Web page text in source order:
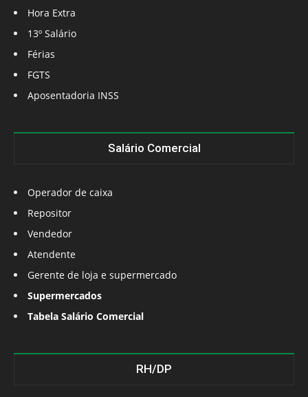
Hora Extra
13º Salário
Férias
FGTS
Aposentadoria INSS
Salário Comercial
Operador de caixa
Repositor
Vendedor
Atendente
Gerente de loja e supermercado
Supermercados
Tabela Salário Comercial
RH/DP